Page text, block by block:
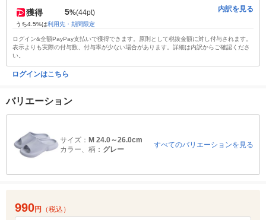
獲得 5%(44pt)
うち4.5%は利用先・期間限定
内訳を見る
ログイン&全額PayPay支払いで獲得できます。原則として税抜金額に対し付与されます。
表示よりも実際の付与数、付与率が少ない場合があります。詳細は内訳からご確認くださ
い。
ログインはこちら
バリエーション
サイズ： M 24.0～26.0cm
カラー、柄： グレー
すべてのバリエーションを見る
990円 （税込）